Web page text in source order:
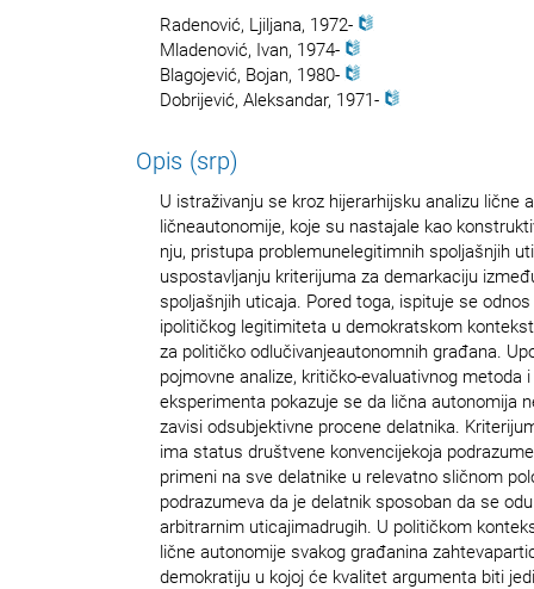
Radenović, Ljiljana, 1972-
Mladenović, Ivan, 1974-
Blagojević, Bojan, 1980-
Dobrijević, Aleksandar, 1971-
Opis (srp)
U istraživanju se kroz hijerarhijsku analizu lične
ličneautonomije, koje su nastajale kao
nju, pristupa problemunelegitimnih spoljašnjih
uspostavljanju kriterijuma za demarkaciju
spoljašnjih uticaja. Pored toga, ispituje se
ipolitičkog legitimiteta u demokratskom
za političko odlučivanjeautonomnih građana.
pojmovne analize, kritičko-evaluativnog metoda
eksperimenta pokazuje se da lična autonomija
zavisi odsubjektivne procene delatnika.
ima status društvene konvencijekoja
primeni na sve delatnike u relevatno sličnom
podrazumeva da je delatnik sposoban da se
arbitrarnim uticajimadrugih. U političkom
lične autonomije svakog građanina
demokratiju u kojoj će kvalitet argumenta biti